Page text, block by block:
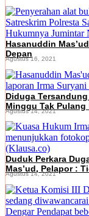
Hasanuddin
Depan
Agustus 16, 2021
Diduga
Minggu Tak
Agustus 14, 2021
Duduk Perkara
Mas’ud, Pelapor :
Agustus 14, 2021